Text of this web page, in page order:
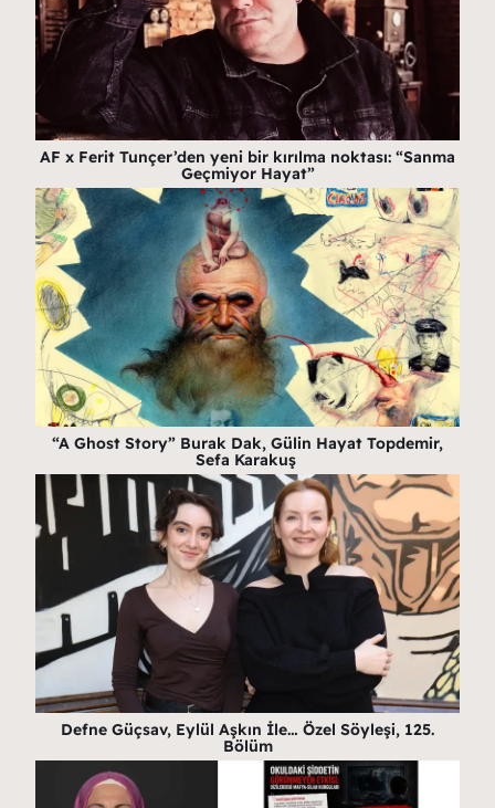
AF x Ferit Tunçer’den yeni bir kırılma noktası: “Sanma
Geçmiyor Hayat”
“A Ghost Story” Burak Dak, Gülin Hayat Topdemir,
Sefa Karakuş
Defne Güçsav, Eylül Aşkın İle… Özel Söyleşi, 125.
Bölüm